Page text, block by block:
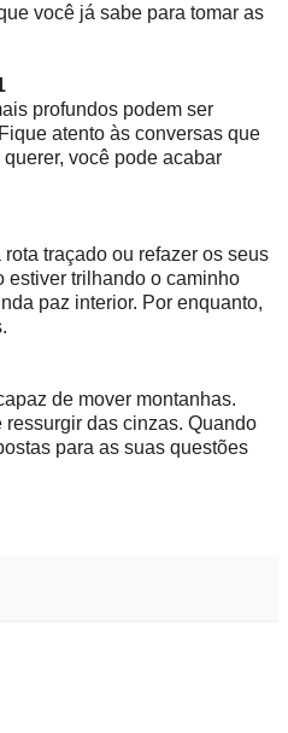
você já sabe para tomar as
profundos podem ser
atento às conversas que
você pode acabar
traçado ou refazer os seus
estiver trilhando o caminho
paz interior. Por enquanto,
de mover montanhas.
das cinzas. Quando
para as suas questões